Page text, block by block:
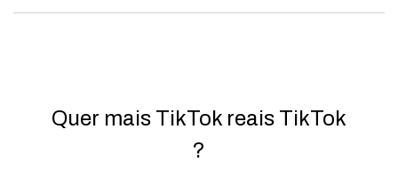
Quer mais TikTok reais TikTok
?